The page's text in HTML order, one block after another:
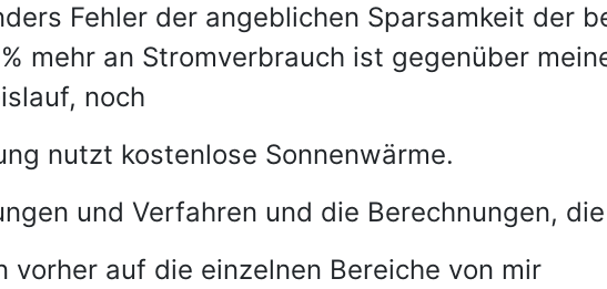
Fehler der angeblichen Sparsamkeit der
mehr an Stromverbrauch ist gegenüber
noch
nutzt kostenlose Sonnenwärme.
und Verfahren und die Berechnungen,
vorher auf die einzelnen Bereiche von mir